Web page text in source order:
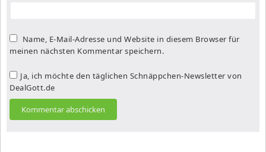
Name, E-Mail-Adresse und Website in diesem Browser für
meinen nächsten Kommentar speichern.
Ja, ich möchte den täglichen Schnäppchen-Newsletter von
DealGott.de